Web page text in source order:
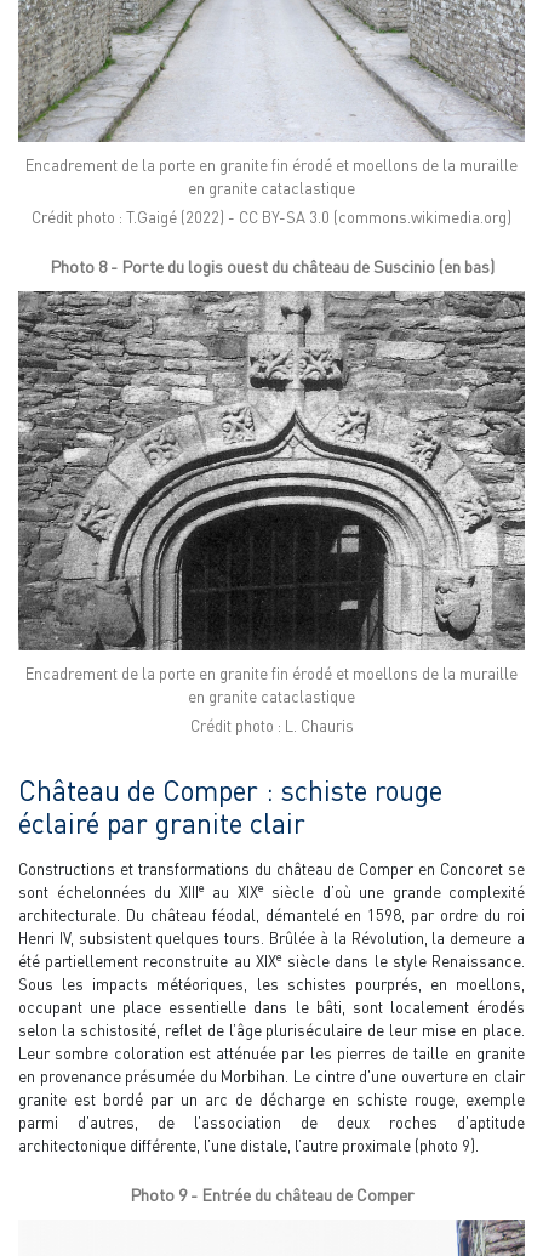
Encadrement de la porte en granite fin érodé et moellons de la muraille
en granite cataclastique
Crédit photo : T.Gaigé (2022) - CC BY-SA 3.0 (commons.wikimedia.org)
Photo 8 - Porte du logis ouest du château de Suscinio (en bas)
Encadrement de la porte en granite fin érodé et moellons de la muraille
en granite cataclastique
Crédit photo : L. Chauris
Château de Comper : schiste rouge
éclairé par granite clair
Constructions et transformations du château de Comper en Concoret se
sont échelonnées du XIIIe au XIXe
siècle d’où une grande complexité
architecturale. Du château féodal, démantelé en 1598, par ordre du roi
Henri IV, subsistent quelques tours. Brûlée à la Révolution, la demeure a
été partiellement reconstruite au XIXe siècle dans le style Renaissance.
Sous les impacts météoriques, les schistes pourprés, en moellons,
occupant une place essentielle dans le bâti, sont localement érodés
selon la schistosité, reflet de l’âge pluriséculaire de leur mise en place.
Leur sombre coloration est atténuée par les pierres de taille en granite
en provenance présumée du Morbihan. Le cintre d’une ouverture en clair
granite est bordé par un arc de décharge en schiste rouge, exemple
parmi d’autres, de l’association de deux roches d’aptitude
architectonique différente, l’une distale, l’autre proximale (photo 9).
Photo 9 - Entrée du château de Comper